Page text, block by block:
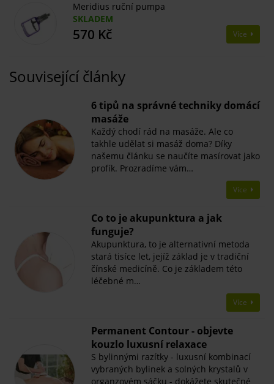
Meridius ruční pumpa
SKLADEM
570 Kč Více
Související články
6 tipů na správné techniky domácí
masáže
Každý chodí rád na masáže. Ale co
takhle udělat si masáž doma? Díky
našemu článku se naučíte masírovat jako
profík. Prozradíme vám…
Více
Co to je akupunktura a jak
funguje?
Akupunktura, to je alternativní metoda
stará tisíce let, jejíž základ je v tradiční
čínské medicíně. Co je základem této
léčebné m…
Více
Permanent Contour - objevte
kouzlo luxusní relaxace
S bylinnými razítky - luxusní kombinací
vybraných bylinek a solných krystalů v
organzovém sáčku - dokážete skutečné